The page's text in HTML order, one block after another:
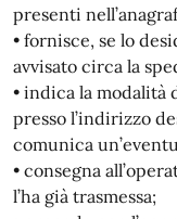
presenti
• fornisce, se lo
avvisato circa la
• indica la
presso l’indirizzo
comunica
• consegna
l’ha già trasmessa;